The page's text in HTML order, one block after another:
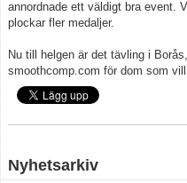
Bildgalleri
styrelse
Drogpolicy
annordnade ett väldigt bra event.
plockar fler medaljer.
Nu till helgen är det tävling i
smoothcomp.com för dom som vill
Nyhetsarkiv